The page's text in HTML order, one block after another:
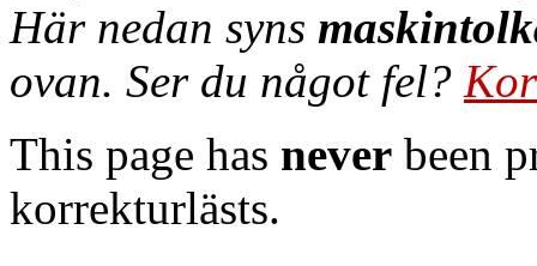
Här nedan syns
ovan. Ser du något fel?
This page has never been
korrekturlästs.